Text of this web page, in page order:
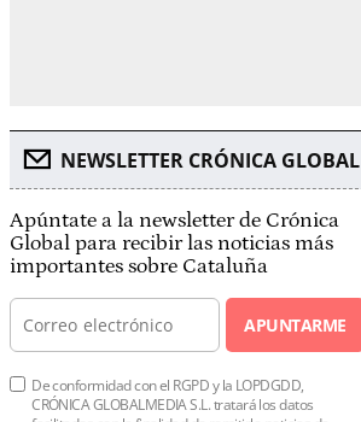
NEWSLETTER CRÓNICA GLOBAL
Apúntate a la newsletter de Crónica
Global para recibir las noticias más
importantes sobre Cataluña
APUNTARME
De conformidad con el RGPD y la LOPDGDD,
CRÓNICA GLOBALMEDIA S.L. tratará los datos